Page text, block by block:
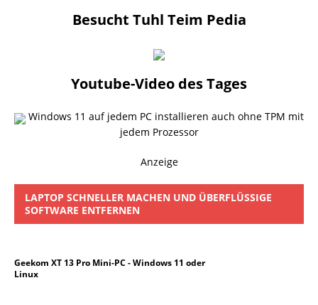
Besucht Tuhl Teim Pedia
Youtube-Video des Tages
Windows 11 auf jedem PC installieren auch ohne TPM mit
jedem Prozessor
Anzeige
LAPTOP SCHNELLER MACHEN UND ÜBERFLÜSSIGE
SOFTWARE ENTFERNEN
Geekom XT 13 Pro Mini-PC - Windows 11 oder
Linux